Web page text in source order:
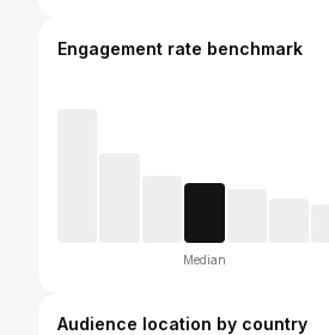
Engagement rate benchmark
Median
Audience location by country